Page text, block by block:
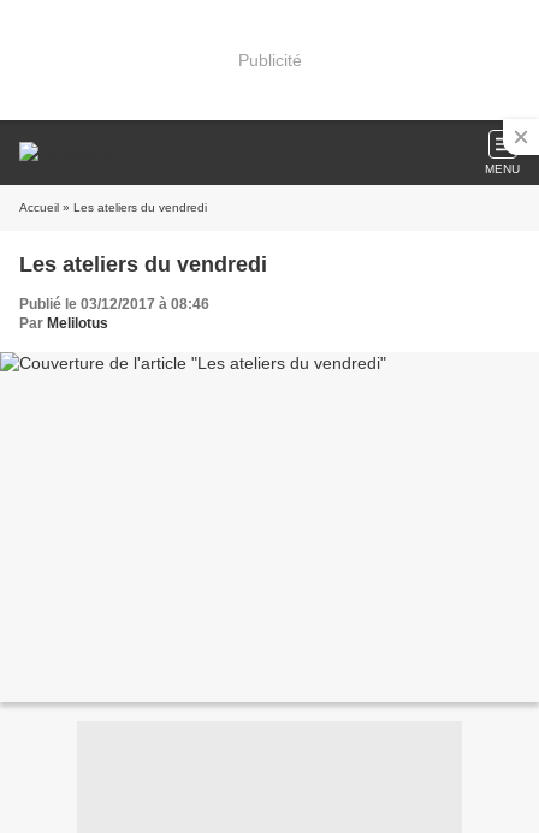
Publicité
MENU
Accueil » Les ateliers du vendredi
Les ateliers du vendredi
Publié le 03/12/2017 à 08:46
Par Melilotus